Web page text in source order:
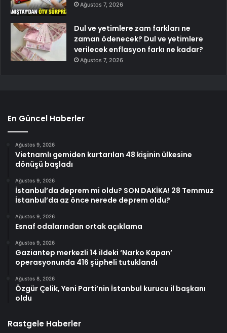
Ağustos 7, 2026
Dul ve yetimlere zam farkları ne
zaman ödenecek? Dul ve yetimlere
verilecek enflasyon farkı ne kadar?
Ağustos 7, 2026
En Güncel Haberler
Ağustos 9, 2026
Vietnamlı gemiden kurtarılan 48 kişinin ülkesine
dönüşü başladı
Ağustos 9, 2026
İstanbul’da deprem mi oldu? SON DAKİKA! 28 Temmuz
İstanbul’da az önce nerede deprem oldu?
Ağustos 9, 2026
Esnaf odalarından ortak açıklama
Ağustos 9, 2026
Gaziantep merkezli 14 ildeki ‘Narko Kapan’
operasyonunda 416 şüpheli tutuklandı
Ağustos 8, 2026
Özgür Çelik, Yeni Parti’nin İstanbul kurucu il başkanı
oldu
Rastgele Haberler